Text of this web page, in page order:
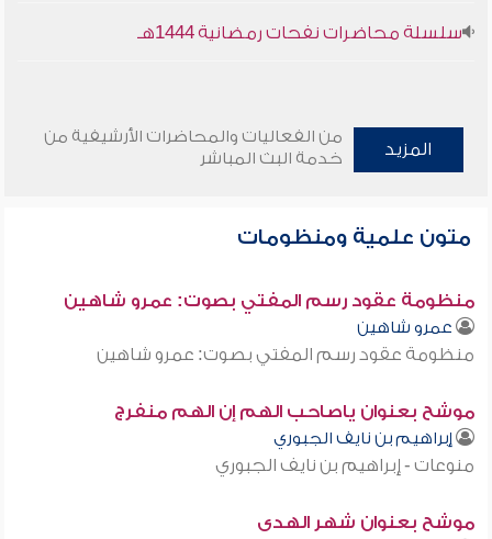
سلسلة محاضرات نفحات رمضانية 1444هـ
المزيد
من الفعاليات والمحاضرات الأرشيفية من
خدمة البث المباشر
متون علمية ومنظومات
منظومة عقود رسم المفتي بصوت: عمرو شاهين
عمرو شاهين
منظومة عقود رسم المفتي بصوت: عمرو شاهين
موشح بعنوان ياصاحب الهم إن الهم منفرج
إبراهيم بن نايف الجبوري
منوعات - إبراهيم بن نايف الجبوري
موشح بعنوان شهر الهدى